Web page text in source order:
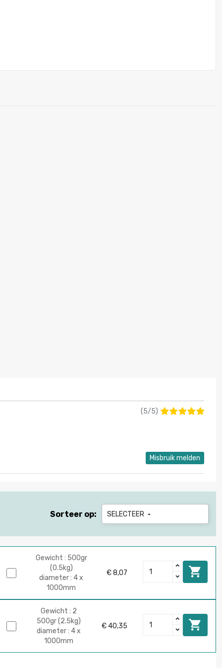
(5/5)
Misbruik melden
Sorteer op: SELECTEER 
Gewicht : 500gr
(0.5kg)
diameter : 4 x
1000mm
€ 8,07 
Gewicht : 2
500gr (2.5kg)
diameter : 4 x
1000mm
€ 40,35 